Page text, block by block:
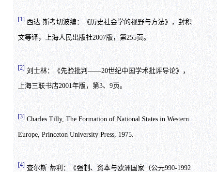
[1]西达·斯考切波编：《历史社会学的视野与方法》，封积
文等译，上海人民出版社2007版，第255页。
[2] 刘士林：《先验批判——20世纪中国学术批评导论》，
上海三联书店2001年版，第3、9页。
[3] Charles Tilly, The Formation of National States in Western
Europe, Princeton University Press, 1975.
[4] 查尔斯·蒂利：《强制、资本与欧洲国家（公元990-1992